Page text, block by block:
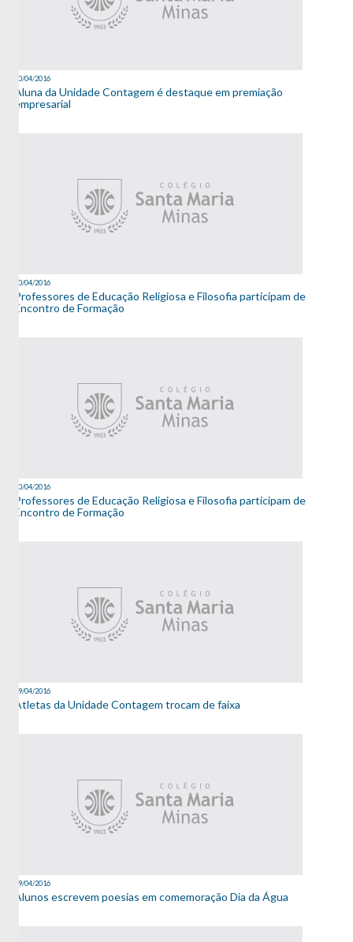
20/04/2016
Aluna da Unidade Contagem é destaque em premiação
empresarial
20/04/2016
Professores de Educação Religiosa e Filosofia participam de
Encontro de Formação
20/04/2016
Professores de Educação Religiosa e Filosofia participam de
Encontro de Formação
19/04/2016
Atletas da Unidade Contagem trocam de faixa
19/04/2016
Alunos escrevem poesias em comemoração Dia da Água